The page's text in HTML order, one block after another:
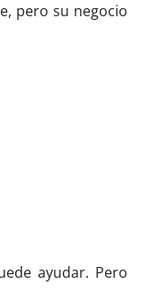
pero su negocio
ayudar. Pero